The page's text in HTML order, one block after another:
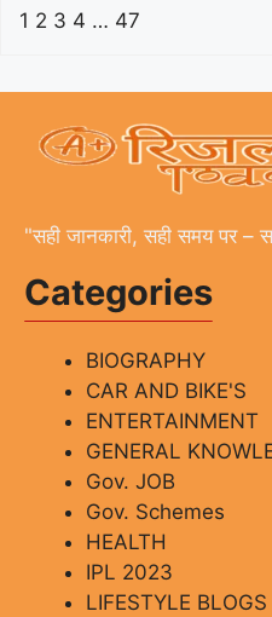
1 2 3 4 … 47
"सही जानकारी, सही समय पर
Categories
BIOGRAPHY
CAR AND BIKE'S
ENTERTAINMENT
GENERAL
Gov. JOB
Gov. Schemes
HEALTH
IPL 2023
LIFESTYLE BLOGS